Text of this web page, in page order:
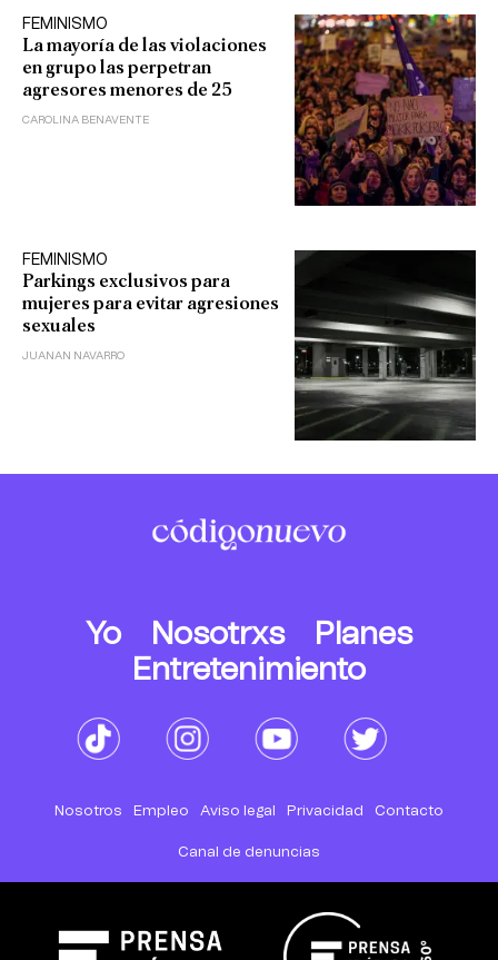
FEMINISMO
La mayoría de las violaciones
en grupo las perpetran
agresores menores de 25
CAROLINA BENAVENTE
FEMINISMO
Parkings exclusivos para
mujeres para evitar agresiones
sexuales
JUANAN NAVARRO
Yo Nosotrxs
Planes
Entretenimiento
Nosotros Empleo Aviso legal Privacidad Contacto
Canal de denuncias